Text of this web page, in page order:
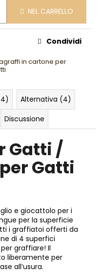
NEL CARRELLO
in cartone per
Condividi
Alternativa (4)
Discussione
Gatti /
Gatti
e giocattolo per i
per la superficie
i graffiatoi offerti da
di 4 superfici
graffiare! Il
liberamente per
all’usura.